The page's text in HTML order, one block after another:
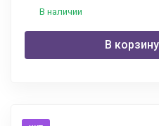
В наличии
В корзину